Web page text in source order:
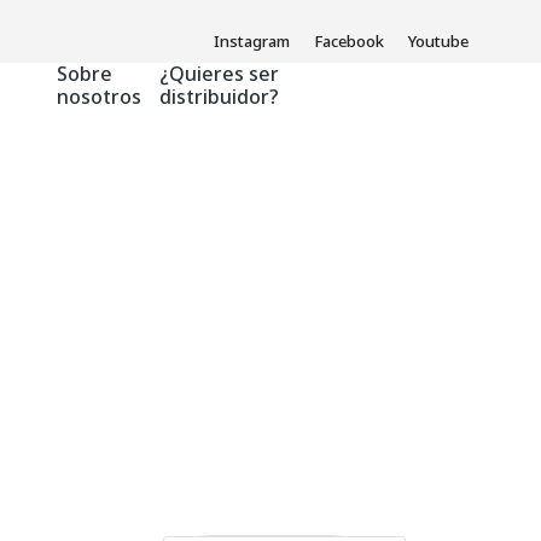
Instagram Facebook Youtube
Sobre
nosotros
¿Quieres ser
distribuidor?